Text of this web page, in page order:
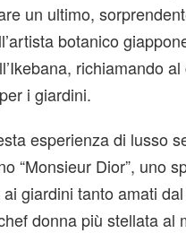
un ultimo,
botanico
richiamando
i giardini.
esperienza di lusso
“Monsieur Dior”, uno
giardini tanto amati
donna più stellata